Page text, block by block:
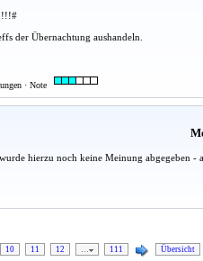
der Übernachtung aushandeln.
· Note
hierzu noch keine Meinung abgegeben -
10 11 12 111 Übersicht